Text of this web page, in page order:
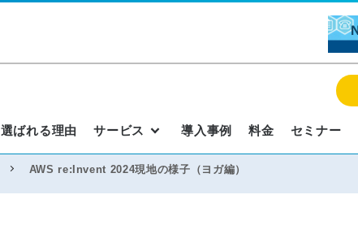
選ばれる理由 サービス 導入事例 料金 セミナー
AWS re:Invent 2024現地の様子（ヨガ編）